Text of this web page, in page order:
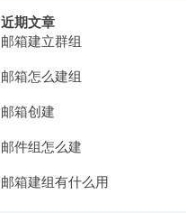
近期文章
邮箱建立群组
邮箱怎么建组
邮箱创建
邮件组怎么建
邮箱建组有什么用